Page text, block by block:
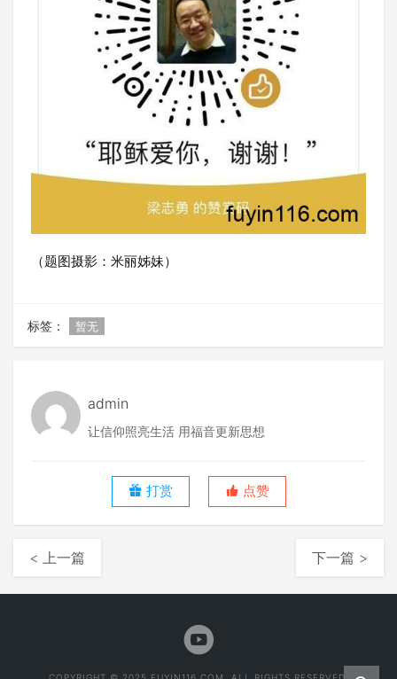
（题图摄影：米丽姊妹）
标签： 暂无
admin
让信仰照亮生活 用福音更新思想
打赏 点赞
< 上一篇 下一篇 >